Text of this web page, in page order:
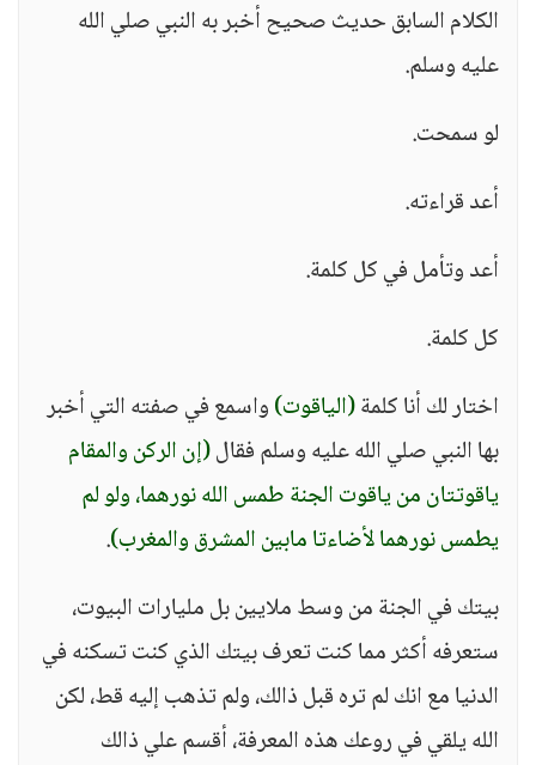
الكلام السابق حديث صحيح أخبر به النبي صلي الله
عليه وسلم.
لو سمحت.
أعد قراءته.
أعد وتأمل في كل كلمة.
كل كلمة.
اختار لك أنا كلمة(الياقوت)واسمع في صفته التي أخبر
بها النبي صلي الله عليه وسلم فقال(إن الركن والمقام
ياقوتتان من ياقوت الجنة طمس الله نورهما، ولو لم
يطمس نورهما لأضاءتا مابين المشرق والمغرب).
بيتك في الجنة من وسط ملايين بل مليارات البيوت،
ستعرفه أكثر مما كنت تعرف بيتك الذي كنت تسكنه في
الدنيا مع انك لم تره قبل ذالك، ولم تذهب إليه قط، لكن
الله يلقي في روعك هذه المعرفة، أقسم علي ذالك